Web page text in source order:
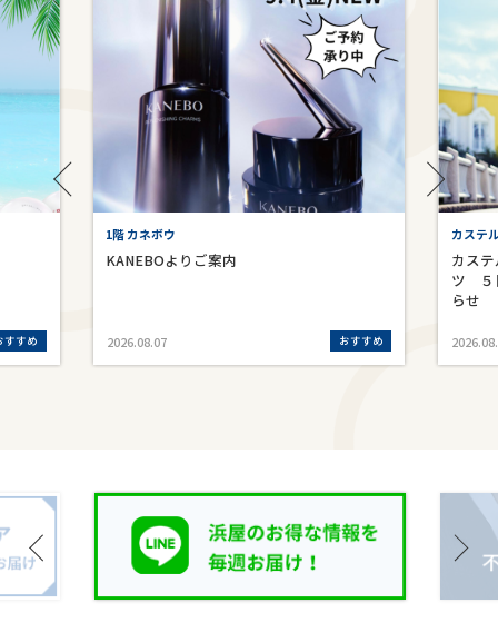
すすめ
1階 カネボウ
KANEBOよりご案内
2026.08.07 おすすめ
カステ
カス
ツ ５
らせ